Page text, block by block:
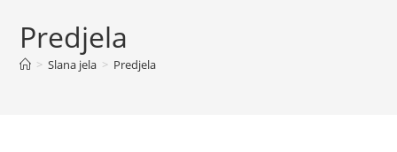
Predjela
> Slana jela > Predjela